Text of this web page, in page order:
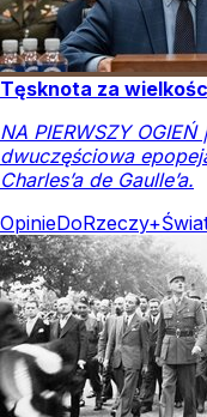
Tęsknota za
NA PIERWSZY
dwuczęściowa
Charles’a de Gaulle’a.
OpinieDoRzeczy+